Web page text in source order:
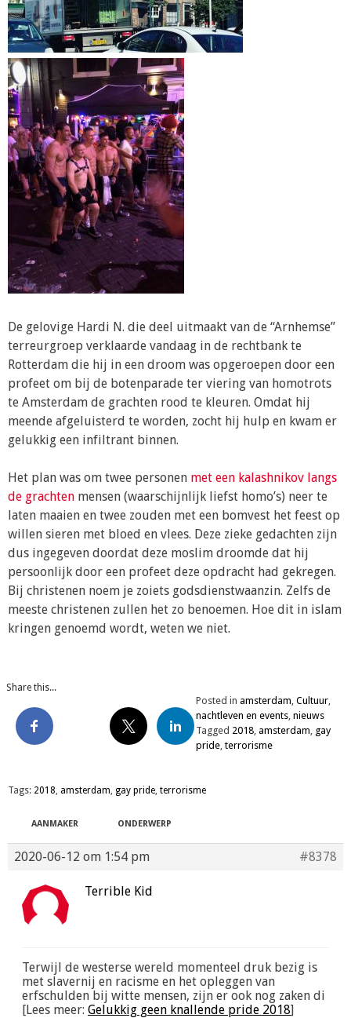
De gelovige Hardi N. die deel uitmaakt van de “Arnhemse”
terreurgroep verklaarde vandaag in de rechtbank te
Rotterdam die hij in een droom was opgeroepen door een
profeet om bij de botenparade ter viering van homotrots
te Amsterdam de grachten rood te kleuren. Omdat hij
meende afgeluisterd te worden, zocht hij hulp en kwam er
gelukkig een infiltrant binnen.
Het plan was om twee personen met een kalashnikov langs
de grachten mensen (waarschijnlijk liefst homo’s) neer te
laten maaien en twee zouden met een bomvest het feest op
willen sieren met bloed en vlees. Deze zieke gedachten zijn
dus ingegeven doordat deze moslim droomde dat hij
persoonlijk door een profeet deze opdracht had gekregen.
Bij christenen noem je zoiets godsdienstwaanzin. Zelfs de
meeste christenen zullen het zo benoemen. Hoe dit in islam
kringen genoemd wordt, weten we niet.
Share this...
Posted in amsterdam, Cultuur,
nachtleven en events, nieuws
Tagged 2018, amsterdam, gay
pride, terrorisme
Tags: 2018, amsterdam, gay pride, terrorisme
AANMAKER ONDERWERP
2020-06-12 om 1:54 pm #8378
Terrible Kid
Terwijl de westerse wereld momenteel druk bezig is
met slavernij en racisme en het opleggen van
erfschulden bij witte mensen, zijn er ook nog zaken di
[Lees meer: Gelukkig geen knallende pride 2018]